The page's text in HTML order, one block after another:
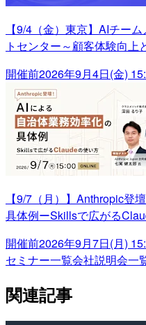
【9/4（金）東京】AIチー
トセンター～顧客体験向上
開催前2026年9月4日(金)
【9/7（月）】Anthropic登
具体例ーSkillsで広がる
開催前2026年9月7日(月)
セミナー一覧会社説明会一
関連記事